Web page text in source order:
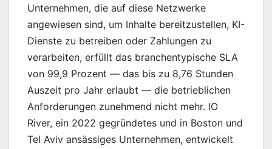
Unternehmen, die auf diese Netzwerke
angewiesen sind, um Inhalte bereitzustellen, KI-
Dienste zu betreiben oder Zahlungen zu
verarbeiten, erfüllt das branchentypische SLA
von 99,9 Prozent — das bis zu 8,76 Stunden
Auszeit pro Jahr erlaubt — die betrieblichen
Anforderungen zunehmend nicht mehr. IO
River, ein 2022 gegründetes und in Boston und
Tel Aviv ansässiges Unternehmen, entwickelt